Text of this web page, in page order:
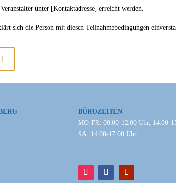
unter [Kontaktadresse] erreicht werden.
sich die Person mit diesen Teilnahmebedingungen
BÜROZEITEN
MO-FR: 08:00-12:00 Uhr, 14:00-
SA: 14:00-17:00 Uhr